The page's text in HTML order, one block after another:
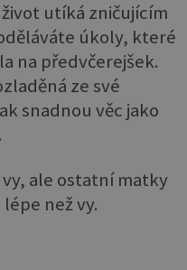
utíká zničujícím
úkoly, které
na předvčerejšek.
ze své
snadnou věc jako
ale ostatní matky
než vy.